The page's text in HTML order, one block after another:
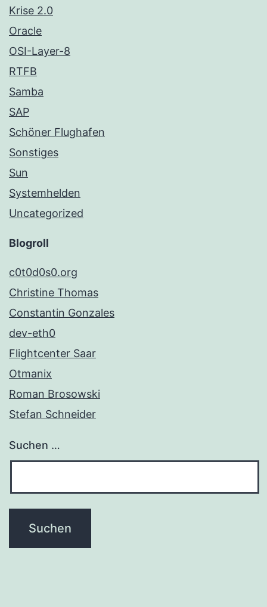
Krise 2.0
Oracle
OSI-Layer-8
RTFB
Samba
SAP
Schöner Flughafen
Sonstiges
Sun
Systemhelden
Uncategorized
Blogroll
c0t0d0s0.org
Christine Thomas
Constantin Gonzales
dev-eth0
Flightcenter Saar
Otmanix
Roman Brosowski
Stefan Schneider
Suchen …